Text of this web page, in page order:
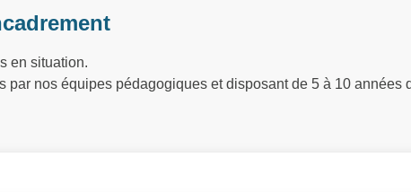
en situation.
par nos équipes pédagogiques et disposant de 5 à 10 années